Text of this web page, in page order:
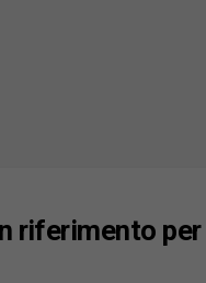
riferimento